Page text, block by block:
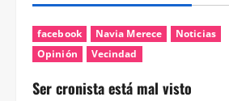
facebook Navia Merece
Noticias
Opinión
Vecindad
Ser cronista está mal visto